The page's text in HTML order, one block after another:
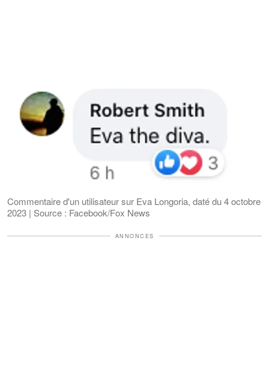
Commentaire d'un utilisateur sur Eva Longoria, daté du 4 octobre
2023 | Source : Facebook/Fox News
ANNONCES